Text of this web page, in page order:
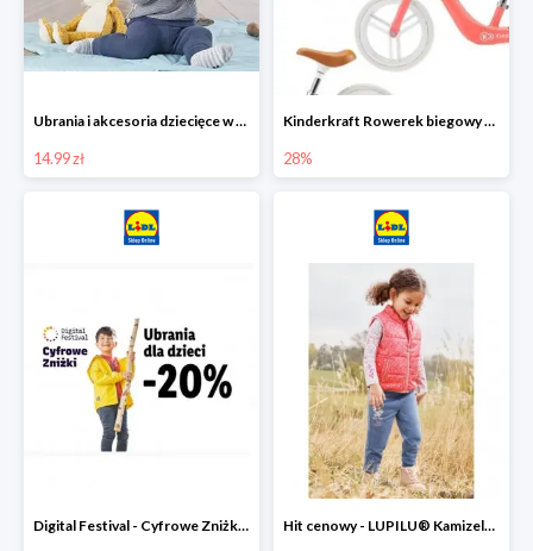
Ubrania i akcesoria dziecięce w Lidlu Online od 14,99 zł
14.99 zł
Kinderkraft Rowerek biegowy Fly
28%
Digital Festival - Cyfrowe Zniżki Ubrania dla dzieci w Lidlu -20% Hit cenowy - LUPILU® Kamizelka pikowana dziewczęca